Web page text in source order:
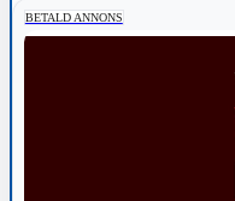
BETALD ANNONS